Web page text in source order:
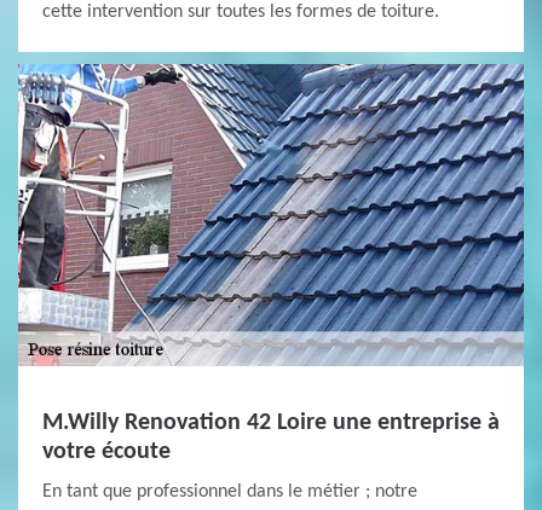
cette intervention sur toutes les formes de toiture.
M.Willy Renovation 42 Loire une entreprise à
votre écoute
En tant que professionnel dans le métier ; notre